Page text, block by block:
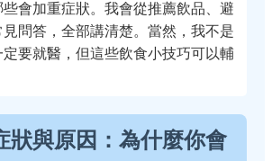
會加重症狀。我會從推薦飲品、避
問答，全部講清楚。當然，我不是
要就醫，但這些飲食小技巧可以輔
狀與原因：為什麼你會